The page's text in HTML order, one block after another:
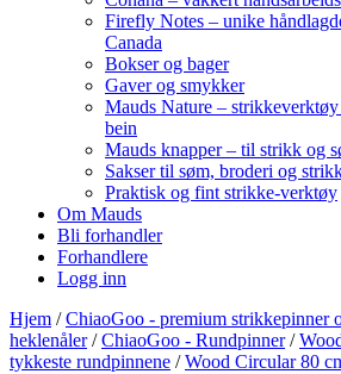
Firefly Notes – unike
Canada
Bokser og bager
Gaver og smykker
Mauds Nature –
bein
Mauds knapper – til strikk og
Sakser til søm, broderi og
Praktisk og fint strikke-verktøy
Om Mauds
Bli forhandler
Forhandlere
Logg inn
Hjem /ChiaoGoo - premium strikkepinner
heklenåler/ChiaoGoo - Rundpinner/
tykkeste rundpinnene /Wood Circular 80